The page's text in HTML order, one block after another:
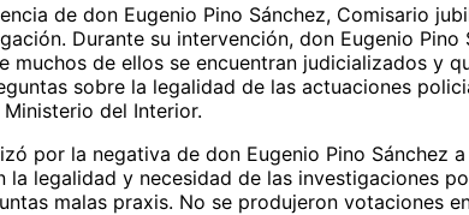
de don Eugenio Pino Sánchez, Comisario
Durante su intervención, don Eugenio
de ellos se encuentran judicializados y
sobre la legalidad de las actuaciones
del Interior.
por la negativa de don Eugenio Pino Sánchez
legalidad y necesidad de las investigaciones
malas praxis. No se produjeron votaciones